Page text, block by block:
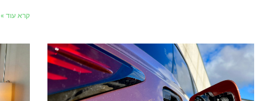
קרא עוד »